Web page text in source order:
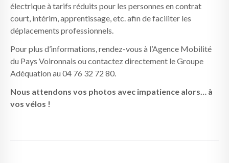
électrique à tarifs réduits pour les personnes en contrat
court, intérim, apprentissage, etc. afin de faciliter les
déplacements professionnels.
Pour plus d’informations, rendez-vous à l’Agence Mobilité
du Pays Voironnais ou contactez directement le Groupe
Adéquation au 04 76 32 72 80.
Nous attendons vos photos avec impatience alors… à
vos vélos !